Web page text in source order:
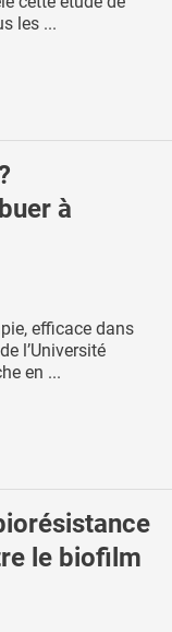
les ...
à
efficace dans
l’Université
en ...
le biofilm